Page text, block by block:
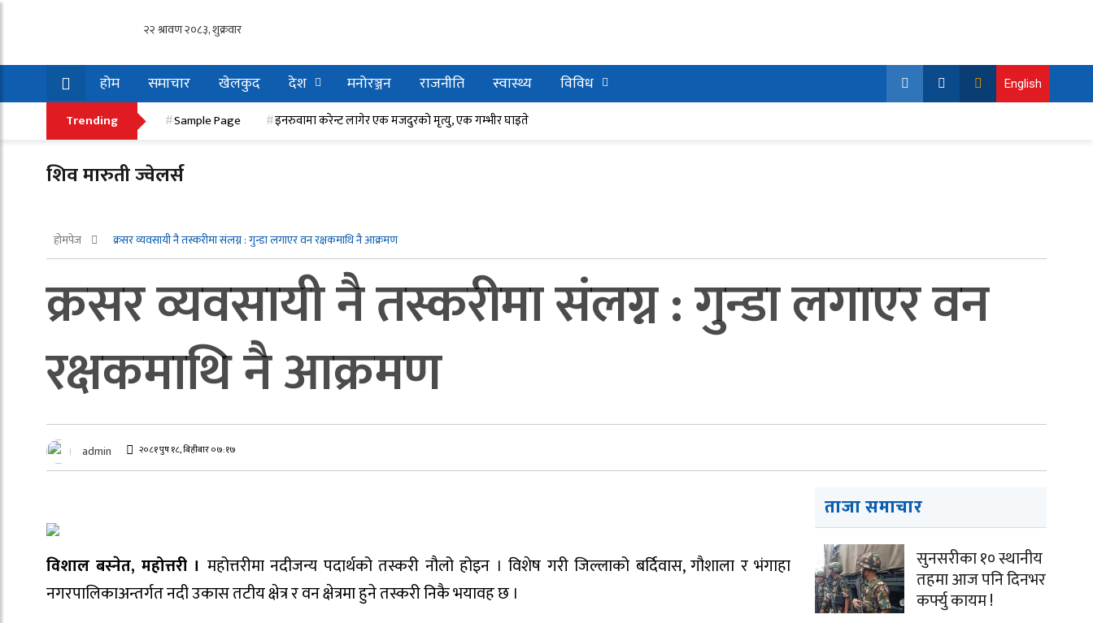
होम समाचार खेलकुद देश मनोरञ्जन राजनीति स्वास्थ्य
विविध
इनरुवामा करेन्ट लागेर एक मजदुरको मृत्यु, एक गम्भीर घाइते
English
Trending Sample Page इनरुवामा करेन्ट लागेर एक मजदुरको मृत्यु, एक गम्भीर घाइते
शिव मारुती ज्वेलर्स
होमपेज क्रसर व्यवसायी नै तस्करीमा संलग्न : गुन्डा लगाएर वन रक्षकमाथि नै आक्रमण
क्रसर व्यवसायी नै तस्करीमा संलग्न : गुन्डा लगाएर वन
रक्षकमाथि नै आक्रमण
admin २०८१ पुष १८, बिहीबार ०७:१७
विशाल बस्नेत, महोत्तरी । महोत्तरीमा नदीजन्य पदार्थको तस्करी नौलो होइन । विशेष गरी जिल्लाको बर्दिवास, गौशाला र भंगाहा
नगरपालिकाअन्तर्गत नदी उकास तटीय क्षेत्र र वन क्षेत्रमा हुने तस्करी निकै भयावह छ ।
ताजा समाचार
सुनसरीका १० स्थानीय
तहमा आज पनि दिनभर
कर्फ्यु कायम !